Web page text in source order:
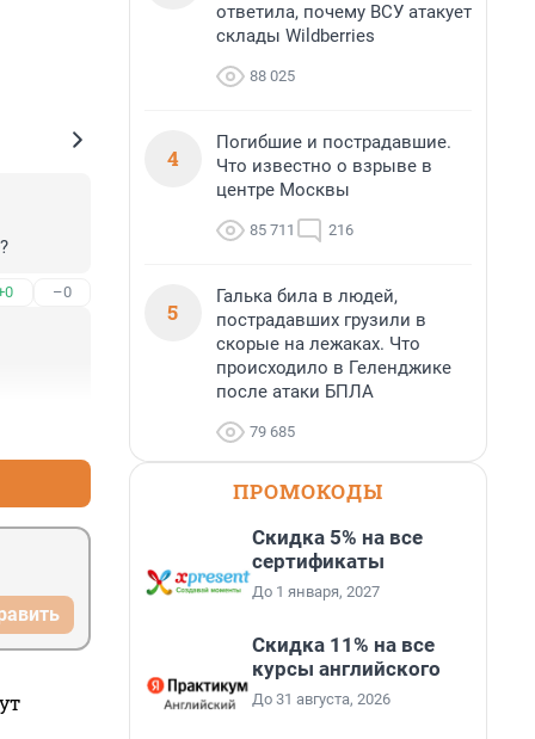
–0
ответила, почему ВСУ атакует
склады Wildberries
88 025
4
Погибшие и пострадавшие.
Что известно о взрыве в
центре Москвы
85 711 216
5
Галька била в людей,
пострадавших грузили в
скорые на лежаках. Что
происходило в Геленджике
после атаки БПЛА
79 685
ПРОМОКОДЫ
Скидка 5% на все
сертификаты
До 1 января, 2027
Скидка 11% на все
курсы английского
До 31 августа, 2026